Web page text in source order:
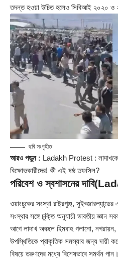
তদন্ত হওয়া উচিত হলেও সিবিআই ২০২০ ও
ছবি সংগৃহীত
আরও পড়ুন : Ladakh Protest : লাদাখকে
বিক্ষোভকারীদের! কী এই ষষ্ঠ তফসিল?
পরিবেশ ও স্বশাসনের দাবি
ওয়াংচুকের সংস্থা রাষ্ট্রপুঞ্জ,
সংস্থার সঙ্গে চুক্তি অনুযায়ী ভারতীয় জ্ঞান
আগে লাদাখ অঞ্চলে হিমবাহ গলানো, নগরায়ন,
উপস্থিতিকে প্রাকৃতিক সমস্যার জন্য দায়ী
বিষয়ে তরুণদের মধ্যে বিশেষভাবে সমর্থন পান।